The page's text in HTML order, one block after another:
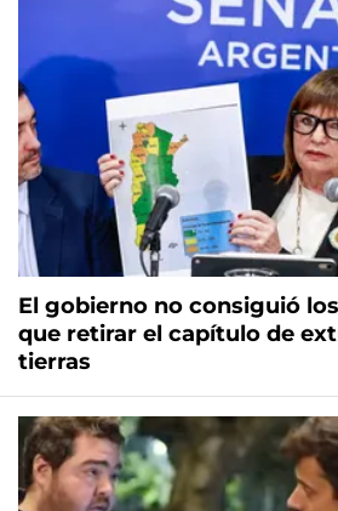
El gobierno no consiguió
que retirar el capítulo de
tierras